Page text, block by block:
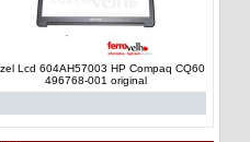
496768-001 original